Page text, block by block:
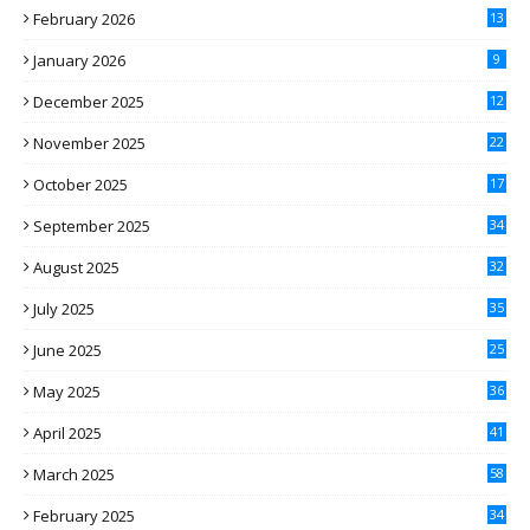
February 2026 13
January 2026 9
December 2025 12
November 2025 22
October 2025 17
September 2025 34
August 2025 32
July 2025 35
June 2025 25
May 2025 36
April 2025 41
March 2025 58
February 2025 34